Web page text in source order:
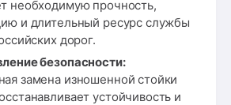
необходимую прочность,
и длительный ресурс службы
дорог.
безопасности:
замена изношенной стойки
устойчивость и